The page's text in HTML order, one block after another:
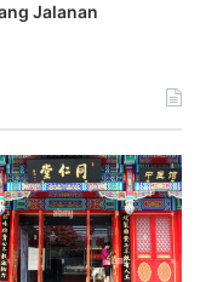
Jalanan